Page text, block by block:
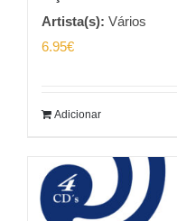
Artista(s): Vários
6.95€
Adicionar